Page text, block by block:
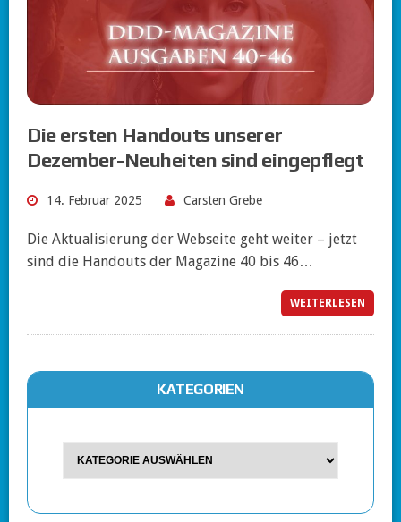
Die ersten Handouts unserer
Dezember-Neuheiten sind eingepflegt
14. Februar 2025 Carsten Grebe
Die Aktualisierung der Webseite geht weiter – jetzt
sind die Handouts der Magazine 40 bis 46…
WEITERLESEN
KATEGORIEN